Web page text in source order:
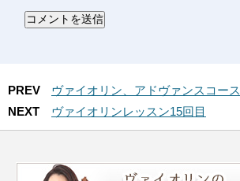
PREV
ヴァイオリン、アドヴァンスコース
NEXT
ヴァイオリンレッスン15回目